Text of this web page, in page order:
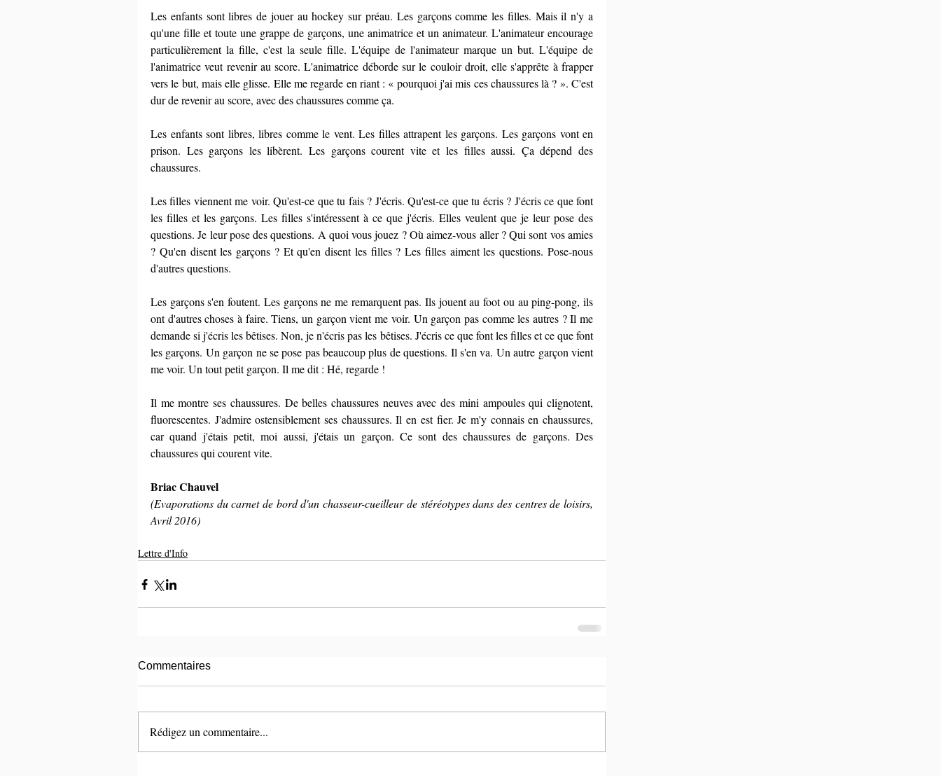
Les enfants sont libres de jouer au hockey sur préau. Les garçons comme les filles. Mais il n'y a
qu'une fille et toute une grappe de garçons, une animatrice et un animateur. L'animateur encourage
particulièrement la fille, c'est la seule fille. L'équipe de l'animateur marque un but. L'équipe de
l'animatrice veut revenir au score. L'animatrice déborde sur le couloir droit, elle s'apprête à frapper
vers le but, mais elle glisse. Elle me regarde en riant : « pourquoi j'ai mis ces chaussures là ? ». C'est
dur de revenir au score, avec des chaussures comme ça.
Les enfants sont libres, libres comme le vent. Les filles attrapent les garçons. Les garçons vont en
prison. Les garçons les libèrent. Les garçons courent vite et les filles aussi. Ça dépend des
chaussures.
Les filles viennent me voir. Qu'est-ce que tu fais ? J'écris. Qu'est-ce que tu écris ? J'écris ce que font
les filles et les garçons. Les filles s'intéressent à ce que j'écris. Elles veulent que je leur pose des
questions. Je leur pose des questions. A quoi vous jouez ? Où aimez-vous aller ? Qui sont vos amies
? Qu'en disent les garçons ? Et qu'en disent les filles ? Les filles aiment les questions. Pose-nous
d'autres questions.
Les garçons s'en foutent. Les garçons ne me remarquent pas. Ils jouent au foot ou au ping-pong, ils
ont d'autres choses à faire. Tiens, un garçon vient me voir. Un garçon pas comme les autres ? Il me
demande si j'écris les bêtises. Non, je n'écris pas les bêtises. J'écris ce que font les filles et ce que font
les garçons. Un garçon ne se pose pas beaucoup plus de questions. Il s'en va. Un autre garçon vient
me voir. Un tout petit garçon. Il me dit : Hé, regarde !
Il me montre ses chaussures. De belles chaussures neuves avec des mini ampoules qui clignotent,
fluorescentes. J'admire ostensiblement ses chaussures. Il en est fier. Je m'y connais en chaussures,
car quand j'étais petit, moi aussi, j'étais un garçon. Ce sont des chaussures de garçons. Des
chaussures qui courent vite.
Briac Chauvel
(Evaporations du carnet de bord d'un chasseur-cueilleur de stéréotypes dans des centres de loisirs,
Avril 2016)
Lettre d'Info
Commentaires
Rédigez un commentaire...